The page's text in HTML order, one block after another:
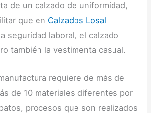
de un calzado de uniformidad,
que en Calzados Losal
seguridad laboral, el calzado
también la vestimenta casual.
requiere de más de
de 10 materiales diferentes por
procesos que son realizados